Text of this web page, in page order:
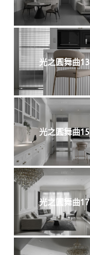
光之圓舞曲13
光之圓舞曲15
光之圓舞曲17